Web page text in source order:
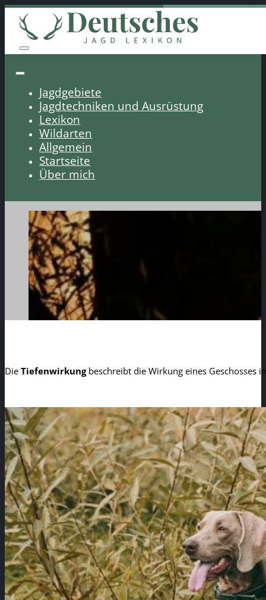
Jagdgebiete
Jagdtechniken und Ausrüstung
Lexikon
Wildarten
Allgemein
Startseite
Über mich
Die Tiefenwirkungbeschreibt die Wirkung eines Geschosses